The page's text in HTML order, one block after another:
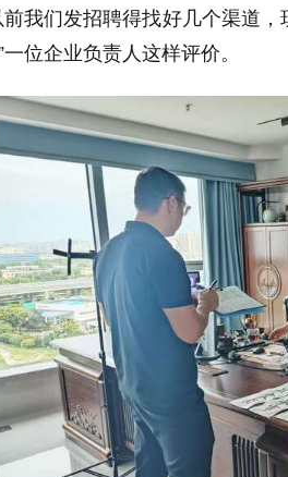
前我们发招聘得找好几个渠道，
一位企业负责人这样评价。